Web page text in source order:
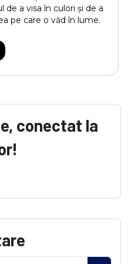
a visa în culori și de a
pe care o văd în lume.
conectat la